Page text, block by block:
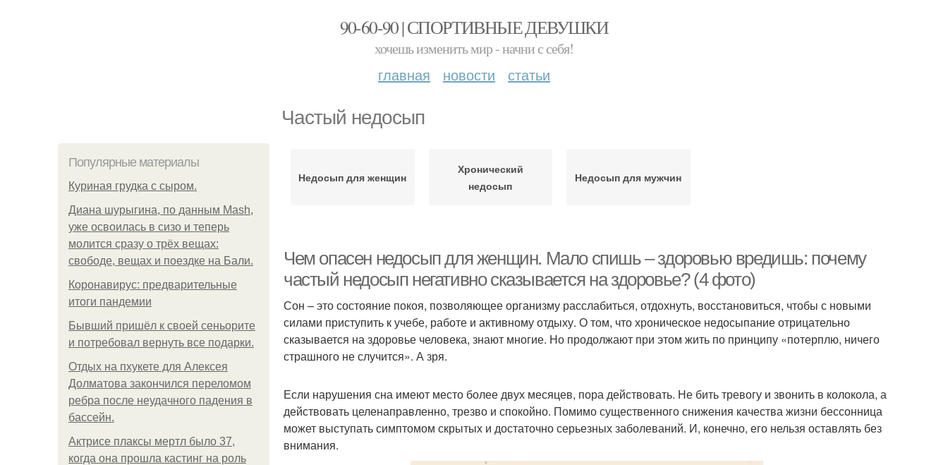
90-60-90 | СПОРТИВНЫЕ ДЕВУШКИ
хочешь изменить мир - начни с себя!
главная новости статьи
Частый недосып
Популярные материалы
Куриная грудка с сыром.
Диана шурыгина, по данным Mash,
уже освоилась в сизо и теперь
молится сразу о трёх вещах:
свободе, вещах и поездке на Бали.
Коронавирус: предварительные
итоги пандемии
Бывший пришёл к своей сеньорите
и потребовал вернуть все подарки.
Отдых на пхукете для Алексея
Долматова закончился переломом
ребра после неудачного падения в
бассейн.
Актрисе плаксы мертл было 37,
когда она прошла кастинг на роль
Недосып для женщин
Хронический
недосып
Недосып для мужчин
Чем опасен недосып для женщин. Мало спишь – здоровью вредишь: почему
частый недосып негативно сказывается на здоровье? (4 фото)
Сон – это состояние покоя, позволяющее организму расслабиться, отдохнуть, восстановиться, чтобы с новыми
силами приступить к учебе, работе и активному отдыху. О том, что хроническое недосыпание отрицательно
сказывается на здоровье человека, знают многие. Но продолжают при этом жить по принципу «потерплю, ничего
страшного не случится». А зря.
Если нарушения сна имеют место более двух месяцев, пора действовать. Не бить тревогу и звонить в колокола, а
действовать целенаправленно, трезво и спокойно. Помимо существенного снижения качества жизни бессонница
может выступать симптомом скрытых и достаточно серьезных заболеваний. И, конечно, его нельзя оставлять без
внимания.